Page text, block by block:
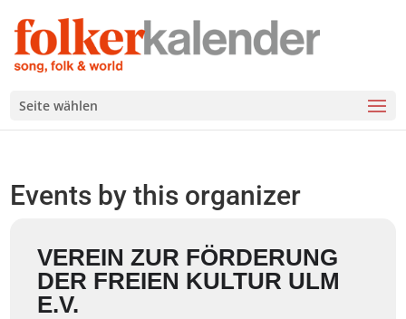
Seite wählen
Events by this organizer
VEREIN ZUR FÖRDERUNG
DER FREIEN KULTUR ULM
E.V.